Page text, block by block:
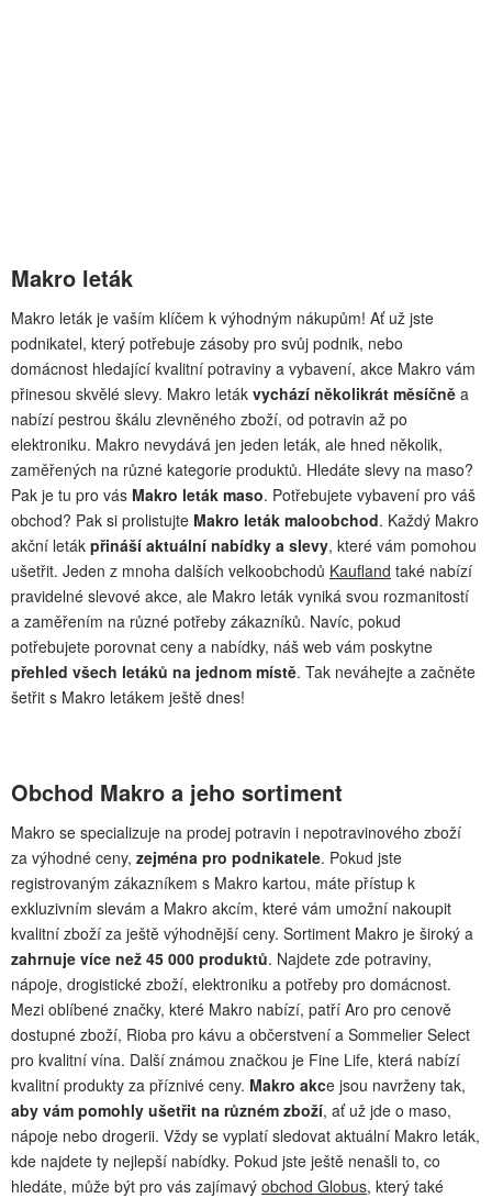
Makro leták
Makro leták je vaším klíčem k výhodným nákupům! Ať už jste
podnikatel, který potřebuje zásoby pro svůj podnik, nebo
domácnost hledající kvalitní potraviny a vybavení, akce Makro vám
přinesou skvělé slevy. Makro leták vychází několikrát měsíčně a
nabízí pestrou škálu zlevněného zboží, od potravin až po
elektroniku. Makro nevydává jen jeden leták, ale hned několik,
zaměřených na různé kategorie produktů. Hledáte slevy na maso?
Pak je tu pro vás Makro leták maso. Potřebujete vybavení pro váš
obchod? Pak si prolistujte Makro leták maloobchod. Každý Makro
akční leták přináší aktuální nabídky a slevy, které vám pomohou
ušetřit. Jeden z mnoha dalších velkoobchodů Kaufland také nabízí
pravidelné slevové akce, ale Makro leták vyniká svou rozmanitostí
a zaměřením na různé potřeby zákazníků. Navíc, pokud
potřebujete porovnat ceny a nabídky, náš web vám poskytne
přehled všech letáků na jednom místě. Tak neváhejte a začněte
šetřit s Makro letákem ještě dnes!
Obchod Makro a jeho sortiment
Makro se specializuje na prodej potravin i nepotravinového zboží
za výhodné ceny, zejména pro podnikatele. Pokud jste
registrovaným zákazníkem s Makro kartou, máte přístup k
exkluzivním slevám a Makro akcím, které vám umožní nakoupit
kvalitní zboží za ještě výhodnější ceny. Sortiment Makro je široký a
zahrnuje více než 45 000 produktů. Najdete zde potraviny,
nápoje, drogistické zboží, elektroniku a potřeby pro domácnost.
Mezi oblíbené značky, které Makro nabízí, patří Aro pro cenově
dostupné zboží, Rioba pro kávu a občerstvení a Sommelier Select
pro kvalitní vína. Další známou značkou je Fine Life, která nabízí
kvalitní produkty za příznivé ceny. Makro akce jsou navrženy tak,
aby vám pomohly ušetřit na různém zboží, ať už jde o maso,
nápoje nebo drogerii. Vždy se vyplatí sledovat aktuální Makro leták,
kde najdete ty nejlepší nabídky. Pokud jste ještě nenašli to, co
hledáte, může být pro vás zajímavý obchod Globus, který také